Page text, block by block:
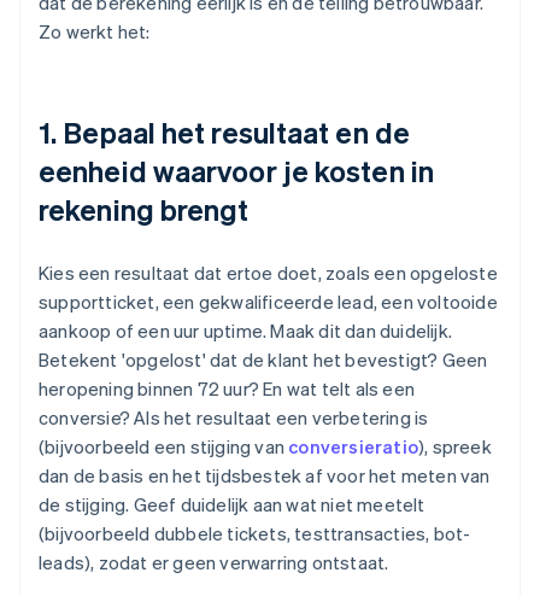
Zo werkt het:
1. Bepaal het resultaat en de
eenheid waarvoor je kosten in
rekening brengt
Kies een resultaat dat ertoe doet, zoals een opgeloste
supportticket, een gekwalificeerde lead, een voltooide
aankoop of een uur uptime. Maak dit dan duidelijk.
Betekent 'opgelost' dat de klant het bevestigt? Geen
heropening binnen 72 uur? En wat telt als een
conversie? Als het resultaat een verbetering is
(bijvoorbeeld een stijging van conversieratio), spreek
dan de basis en het tijdsbestek af voor het meten van
de stijging. Geef duidelijk aan wat niet meetelt
(bijvoorbeeld dubbele tickets, testtransacties, bot-
leads), zodat er geen verwarring ontstaat.